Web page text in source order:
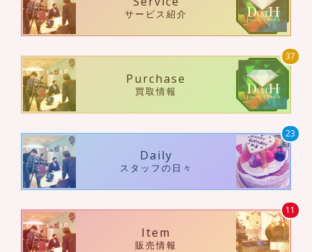
サービス紹介
Purchase
買取情報
37
Daily
スタッフの日々
23
Item
販売情報
11